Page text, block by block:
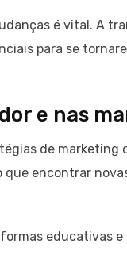
é vital. A
para se
e nas
de marketing
que encontrar
educativas